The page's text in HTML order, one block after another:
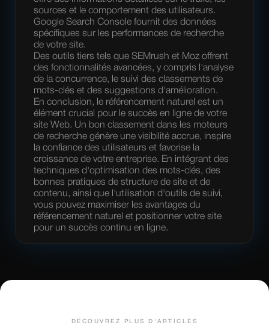
sources et le comportement des utilisateurs.
Google Search Console fournit des données
spécifiques sur les performances de recherche
de votre site.
Des outils tiers tels que SEMrush et Moz offrent
des fonctionnalités avancées, y compris l'analyse
de la concurrence, le suivi des classements de
mots-clés et des suggestions d'amélioration.
En conclusion, le référencement naturel est un
élément crucial pour le succès en ligne de votre
site Web. Un bon classement dans les moteurs
de recherche génère une visibilité accrue, inspire
la confiance des utilisateurs et favorise la
croissance de votre entreprise. En intégrant des
techniques d'optimisation des mots-clés, des
bonnes pratiques de structure de site et de
contenu, ainsi que l'utilisation d'outils de suivi,
vous pouvez maximiser les avantages du
référencement naturel et positionner votre site
pour un succès continu en ligne.
DÉCOUVREZ PLUS D'ARTICLES